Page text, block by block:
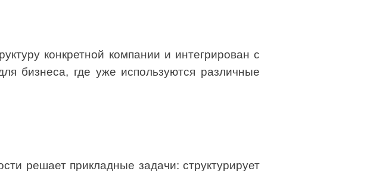
конкретной компании и интегрирован с
бизнеса, где уже используются различные
решает прикладные задачи: структурирует